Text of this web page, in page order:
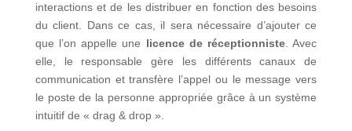
interactions et de les distribuer en fonction des besoins
du client. Dans ce cas, il sera nécessaire d’ajouter ce
que l’on appelle une licence de réceptionniste. Avec
elle, le responsable gère les différents canaux de
communication et transfère l’appel ou le message vers
le poste de la personne appropriée grâce à un système
intuitif de « drag & drop ».